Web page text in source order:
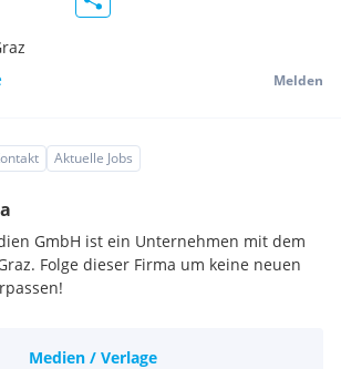
Melden
Aktuelle Jobs
GmbH ist ein Unternehmen mit dem
Folge dieser Firma um keine neuen
Medien / Verlage